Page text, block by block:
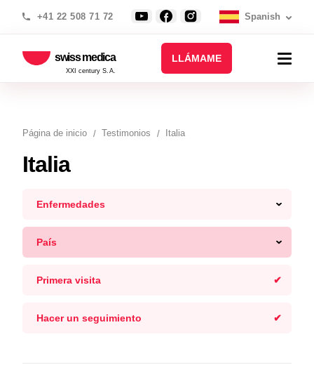
+41 22 508 71 72 Spanish
swiss medica
XXI century S.A.
LLÁMAME
Página de inicio Testimonios Italia
Italia
Enfermedades
País
Primera visita
Hacer un seguimiento